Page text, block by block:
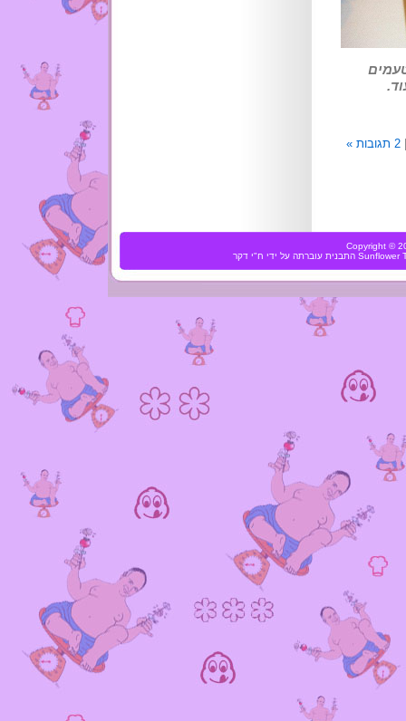
2 תגובות »
Copyright ©
Sunflower התבנית עוברתה על ידי ח"י דקר